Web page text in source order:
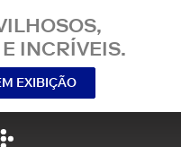
INCRÍVEIS.
EXIBIÇÃO